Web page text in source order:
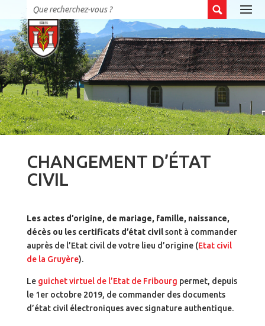
CHANGEMENT D’ÉTAT
CIVIL
Les actes d’origine, de mariage, famille, naissance,
décès ou les certificats d’état civilsont à commander
auprès de l’Etat civil de votre lieu d’origine (Etat civil
de la Gruyère).
Le guichet virtuel de l’Etat de Fribourg permet, depuis
le 1er octobre 2019, de commander des documents
d’état civil électroniques avec signature authentique.